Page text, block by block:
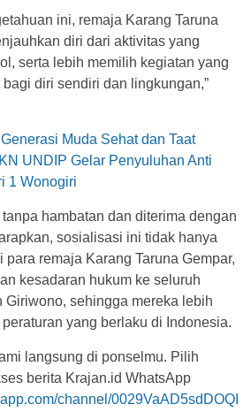
ini, remaja Karang Taruna
diri dari aktivitas yang
serta lebih memilih kegiatan yang
diri sendiri dan lingkungan,”
Muda Sehat dan Taat
UNDIP Gelar Penyuluhan Anti
1 Wonogiri
hambatan dan diterima dengan
sosialisasi ini tidak hanya
para remaja Karang Taruna Gempar,
kesadaran hukum ke seluruh
Giriwono, sehingga mereka lebih
yang berlaku di Indonesia.
langsung di ponselmu. Pilih
berita Krajan.id WhatsApp
channel/0029VaAD5sdDOQI